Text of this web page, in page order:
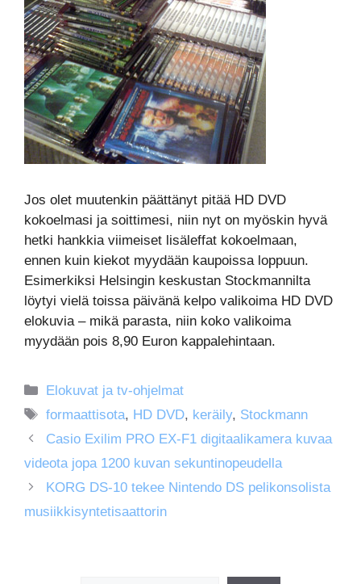
Jos olet muutenkin päättänyt pitää HD DVD
kokoelmasi ja soittimesi, niin nyt on myöskin hyvä
hetki hankkia viimeiset lisäleffat kokoelmaan,
ennen kuin kiekot myydään kaupoissa loppuun.
Esimerkiksi Helsingin keskustan Stockmannilta
löytyi vielä toissa päivänä kelpo valikoima HD DVD
elokuvia – mikä parasta, niin koko valikoima
myydään pois 8,90 Euron kappalehintaan.
Kategoriat
Elokuvat ja tv-ohjelmat
Avainsanat
formaattisota, HD DVD, keräily, Stockmann
Casio Exilim PRO EX-F1 digitaalikamera kuvaa
videota jopa 1200 kuvan sekuntinopeudella
KORG DS-10 tekee Nintendo DS pelikonsolista
musiikkisyntetisaattorin